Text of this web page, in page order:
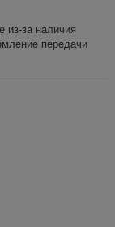
из-за наличия
передачи